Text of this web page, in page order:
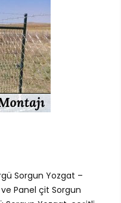
Sorgun Yozgat –
Panel çit Sorgun